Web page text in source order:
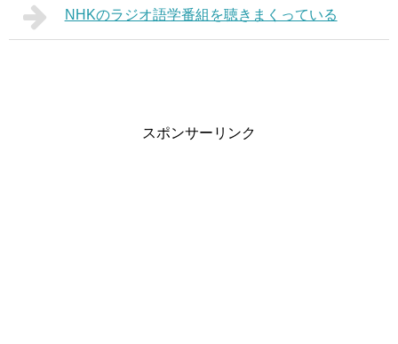
NHKのラジオ語学番組を聴きまくっている
スポンサーリンク